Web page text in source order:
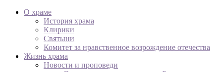
О храме
История храма
Клирики
Святыни
Комитет за нравственное возрождение отечества
Жизнь храма
Новости и проповеди